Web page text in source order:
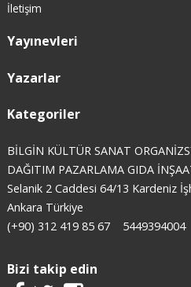
İletişim
Yayınevleri
Yazarlar
Kategoriler
BİLGİN KÜLTÜR SANAT
DAĞITIM PAZARLAMA GIDA
Selanik 2 Caddesi 64/13 Kardeniz
Ankara Türkiye
(+90) 312 419 85 67
5449394004
Bizi takip edin